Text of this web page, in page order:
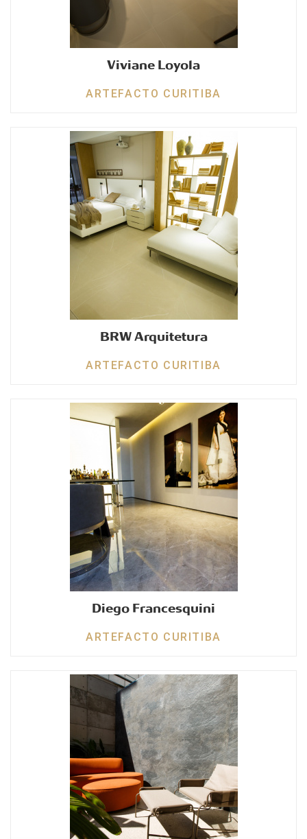
Viviane Loyola
ARTEFACTO CURITIBA
BRW Arquitetura
ARTEFACTO CURITIBA
Diego Francesquini
ARTEFACTO CURITIBA